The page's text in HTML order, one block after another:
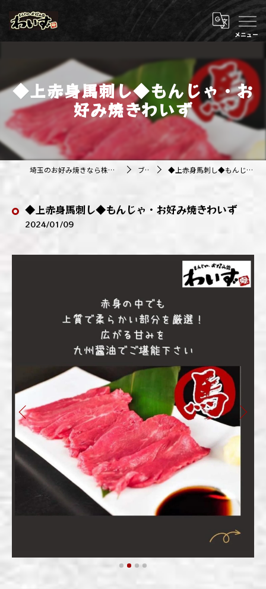
◆上赤身馬刺し◆もんじゃ・お
好み焼きわいず
埼玉のお好み焼きなら株式会社アジルカンパニー ブログ ◆上赤身馬刺し◆もんじゃ・お好み焼きわいず
◆上赤身馬刺し◆もんじゃ・お好み焼きわいず
2024/01/09